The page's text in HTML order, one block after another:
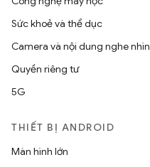
Sức khoẻ và thể dục
Camera và nội dung nghe nhìn
Quyền riêng tư
5G
THIẾT BỊ ANDROID
Màn hình lớn